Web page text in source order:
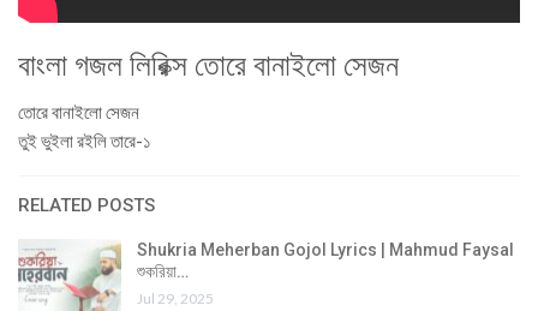
বাংলা গজল লিরিক্স তোরে বানাইলো সেজন
তোরে বানাইলো সেজন
তুই ভুইলা রইলি তারে-১
RELATED POSTS
Shukria Meherban Gojol Lyrics | Mahmud Faysal
শুকরিয়া…
Jul 29, 2025